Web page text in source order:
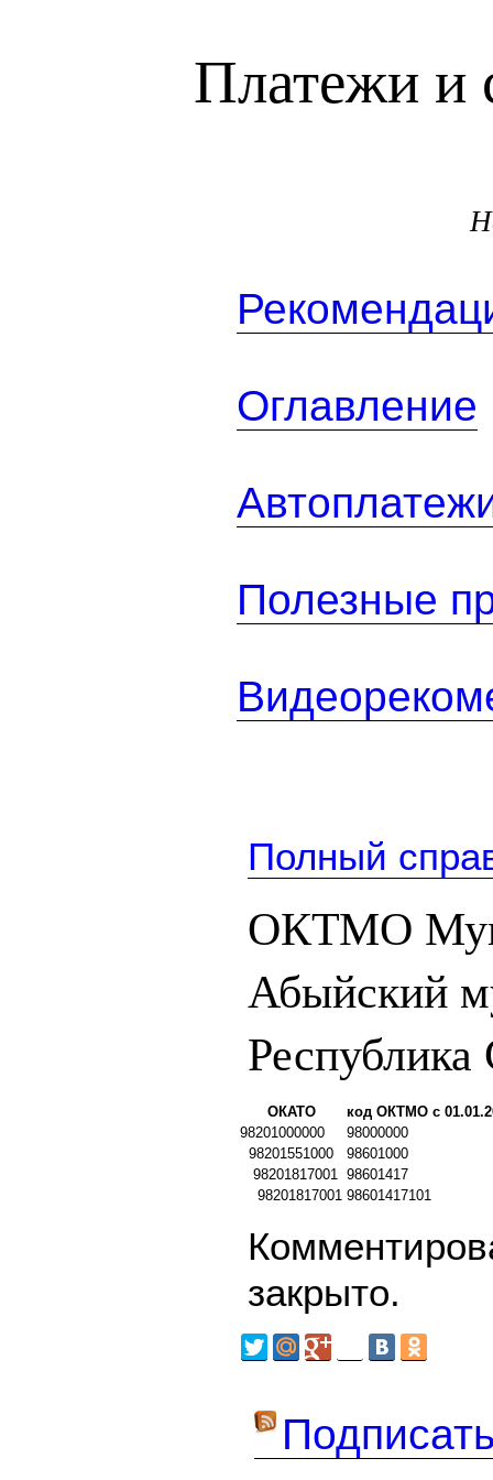
Платежи и
Оглавление
Полезные
Полный
ОКТМО
Абыйский
ОКАТО
код ОКТМО с
98201000000
98000000
98201551000
98601000
98201817001 98601417
98201817001 98601417101
закрыто.